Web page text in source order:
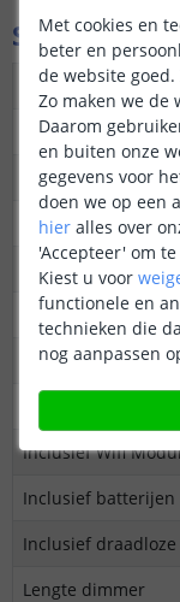
Specificaties
Geschikt voor
Dimfunctie
Afmeting (LxHxB)
Bereik
Aantal zones
Zones los te
Zones
Te combineren
Inclusief Wifi
Inclusief batterijen
Inclusief
Lengte dimmer
Met cookies en
beter en
de website
Zo maken we de
Daarom
en buiten onze
gegevens voor
doen we op een
hier alles over
'Accepteer' om
Kiest u voor
functionele en
technieken die
nog aanpassen